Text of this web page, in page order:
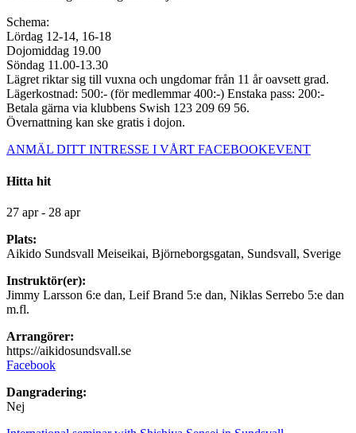
Schema:
Lördag 12-14, 16-18
Dojomiddag 19.00
Söndag 11.00-13.30
Lägret riktar sig till vuxna och ungdomar från 11 år oavsett grad.
Lägerkostnad: 500:- (för medlemmar 400:-) Enstaka pass: 200:-
Betala gärna via klubbens Swish 123 209 69 56.
Övernattning kan ske gratis i dojon.
ANMÄL DITT INTRESSE I VÅRT FACEBOOKEVENT
Hitta hit
27 apr - 28 apr
Plats:
Aikido Sundsvall Meiseikai, Björneborgsgatan, Sundsvall, Sverige
Instruktör(er):
Jimmy Larsson 6:e dan, Leif Brand 5:e dan, Niklas Serrebo 5:e dan
m.fl.
Arrangörer:
https://aikidosundsvall.se
Facebook
Dangradering:
Nej